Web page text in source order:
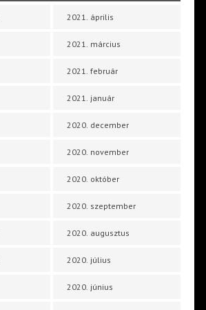
2021. április
2021. március
2021. február
2021. január
2020. december
2020. november
2020. október
2020. szeptember
2020. augusztus
2020. július
2020. június